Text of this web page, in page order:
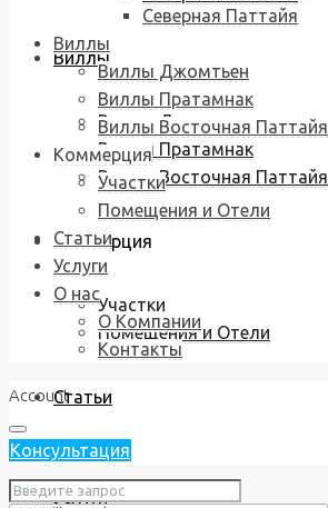
Виллы
Виллы Джомтьен
Виллы Пратамнак
Виллы Восточная Паттайя
Коммерция
Участки
Помещения и Отели
Статьи
Услуги
Северная Паттайя
Виллы
Виллы Джомтьен
Виллы Пратамнак
Виллы Восточная Паттайя
Коммерция
Участки
Помещения и Отели
Статьи
Услуги
О нас
О Компании
Контакты
Account
Консультация